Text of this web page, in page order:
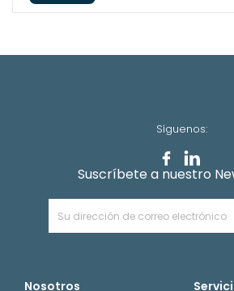
Nosotros
Síguenos:
Suscríbete a nuestro